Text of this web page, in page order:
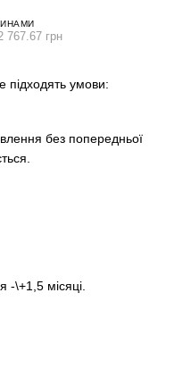
767.67 грн
підходять умови:
без попередньої
-\+1,5 місяці.